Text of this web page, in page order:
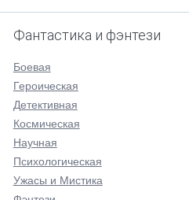
Фантастика и фэнтези
Боевая
Героическая
Детективная
Космическая
Научная
Психологическая
Ужасы и Мистика